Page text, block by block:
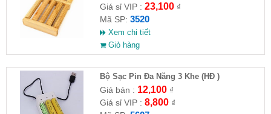
Giá sỉ VIP : 23,100₫
Mã SP: 3520
Xem chi tiết
Giỏ hàng
Bộ Sạc Pin Đa Năng 3 Khe (HĐ )
Giá bán : 12,100₫
Giá sỉ VIP : 8,800₫